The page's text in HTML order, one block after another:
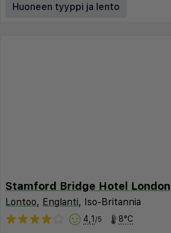
Huoneen tyyppi ja lento
Stamford Bridge Hotel London
Lontoo, Englanti, Iso-Britannia
4,1 /5 8°C